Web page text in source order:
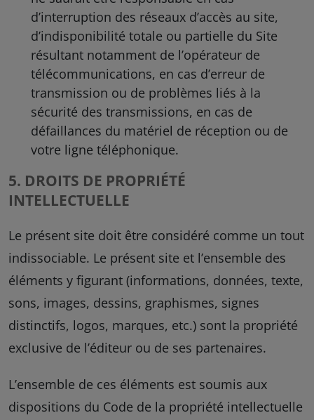
d’interruption des réseaux d’accès au site,
d’indisponibilité totale ou partielle du Site
résultant notamment de l’opérateur de
télécommunications, en cas d’erreur de
transmission ou de problèmes liés à la
sécurité des transmissions, en cas de
défaillances du matériel de réception ou de
votre ligne téléphonique.
5. DROITS DE PROPRIÉTÉ
INTELLECTUELLE
Le présent site doit être considéré comme un tout
indissociable. Le présent site et l’ensemble des
éléments y figurant (informations, données, texte,
sons, images, dessins, graphismes, signes
distinctifs, logos, marques, etc.) sont la propriété
exclusive de l’éditeur ou de ses partenaires.
L’ensemble de ces éléments est soumis aux
dispositions du Code de la propriété intellectuelle